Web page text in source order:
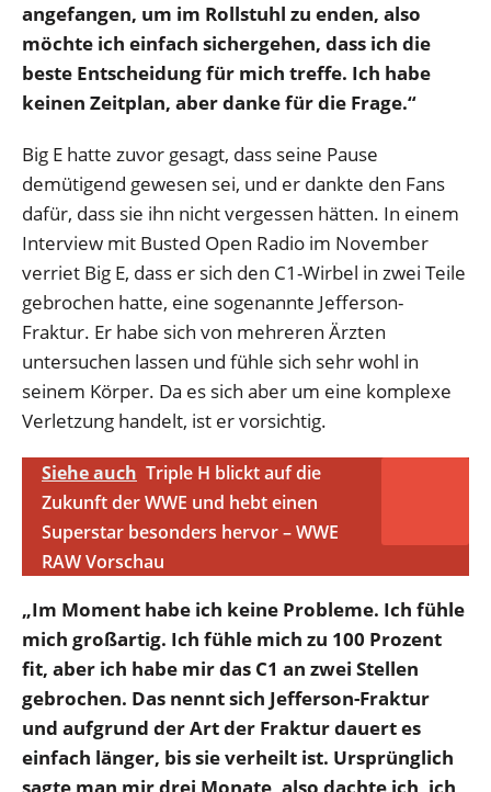
angefangen, um im Rollstuhl zu enden, also
möchte ich einfach sichergehen, dass ich die
beste Entscheidung für mich treffe. Ich habe
keinen Zeitplan, aber danke für die Frage.“
Big E hatte zuvor gesagt, dass seine Pause
demütigend gewesen sei, und er dankte den Fans
dafür, dass sie ihn nicht vergessen hätten. In einem
Interview mit Busted Open Radio im November
verriet Big E, dass er sich den C1-Wirbel in zwei Teile
gebrochen hatte, eine sogenannte Jefferson-
Fraktur. Er habe sich von mehreren Ärzten
untersuchen lassen und fühle sich sehr wohl in
seinem Körper. Da es sich aber um eine komplexe
Verletzung handelt, ist er vorsichtig.
Siehe auch Triple H blickt auf die
Zukunft der WWE und hebt einen
Superstar besonders hervor – WWE
RAW Vorschau
„Im Moment habe ich keine Probleme. Ich fühle
mich großartig. Ich fühle mich zu 100 Prozent
fit, aber ich habe mir das C1 an zwei Stellen
gebrochen. Das nennt sich Jefferson-Fraktur
und aufgrund der Art der Fraktur dauert es
einfach länger, bis sie verheilt ist. Ursprünglich